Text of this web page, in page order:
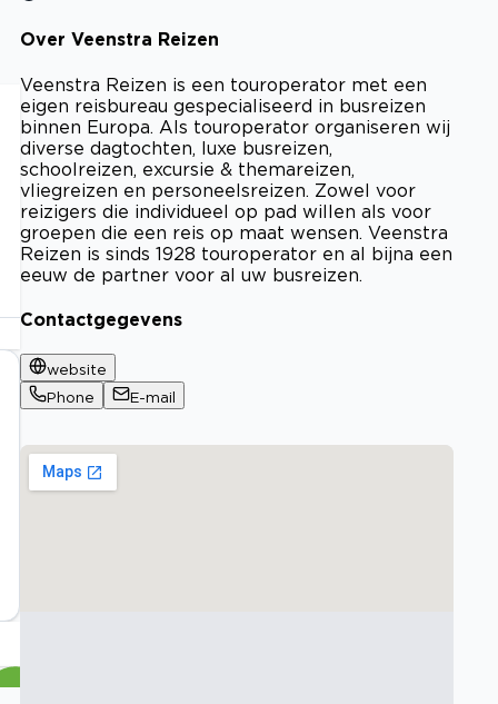
Over Veenstra Reizen
Veenstra Reizen is een touroperator met een
eigen reisbureau gespecialiseerd in busreizen
binnen Europa. Als touroperator organiseren wij
diverse dagtochten, luxe busreizen,
schoolreizen, excursie & themareizen,
vliegreizen en personeelsreizen. Zowel voor
reizigers die individueel op pad willen als voor
groepen die een reis op maat wensen. Veenstra
Reizen is sinds 1928 touroperator en al bijna een
eeuw de partner voor al uw busreizen.
Contactgegevens
website
Phone
E-mail